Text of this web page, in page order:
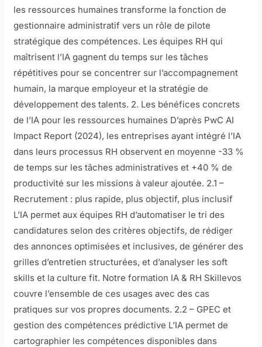
les ressources humaines transforme la fonction de
gestionnaire administratif vers un rôle de pilote
stratégique des compétences. Les équipes RH qui
maîtrisent l’IA gagnent du temps sur les tâches
répétitives pour se concentrer sur l’accompagnement
humain, la marque employeur et la stratégie de
développement des talents. 2. Les bénéfices concrets
de l’IA pour les ressources humaines D’après PwC AI
Impact Report (2024), les entreprises ayant intégré l’IA
dans leurs processus RH observent en moyenne -33 %
de temps sur les tâches administratives et +40 % de
productivité sur les missions à valeur ajoutée. 2.1 –
Recrutement : plus rapide, plus objectif, plus inclusif
L’IA permet aux équipes RH d’automatiser le tri des
candidatures selon des critères objectifs, de rédiger
des annonces optimisées et inclusives, de générer des
grilles d’entretien structurées, et d’analyser les soft
skills et la culture fit. Notre formation IA & RH Skillevos
couvre l’ensemble de ces usages avec des cas
pratiques sur vos propres documents. 2.2 – GPEC et
gestion des compétences prédictive L’IA permet de
cartographier les compétences disponibles dans